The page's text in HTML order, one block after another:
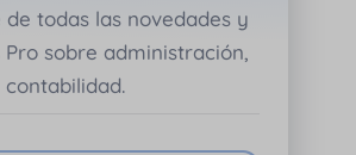
de todas las novedades y
sobre administración,